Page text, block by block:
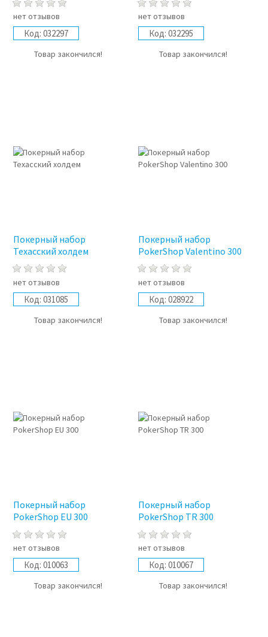
нет отзывов
Код: 032297
Товар закончился!
нет отзывов
Код: 032295
Товар закончился!
Покерный набор
Техасский холдем
нет отзывов
Код: 031085
Товар закончился!
Покерный набор
PokerShop Valentino 300
нет отзывов
Код: 028922
Товар закончился!
Покерный набор
PokerShop EU 300
нет отзывов
Код: 010063
Товар закончился!
Покерный набор
PokerShop TR 300
нет отзывов
Код: 010067
Товар закончился!